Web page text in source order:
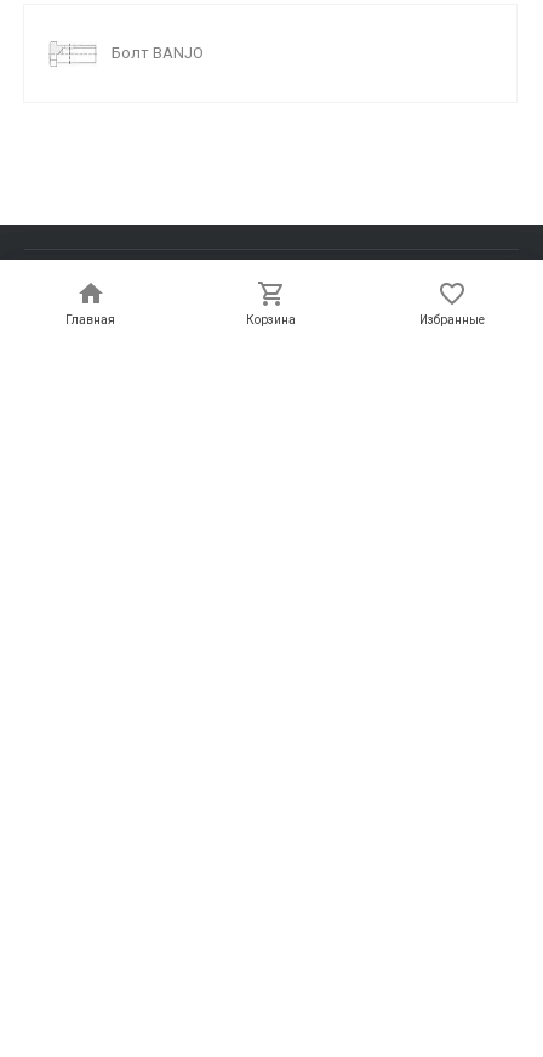
Главная Корзина Избранные
Главная Корзина Избранные
Болт BANJO
Каталог